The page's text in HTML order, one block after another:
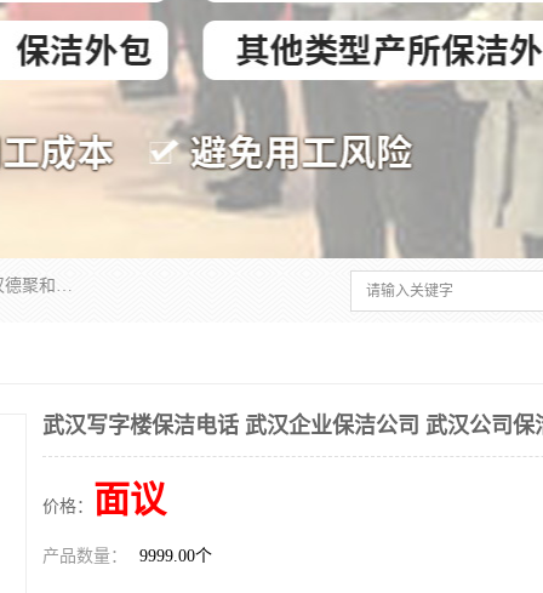
专业提供光谷物业保洁、关谷日常保洁、光谷保洁外包及武汉其他城区的单位日常保洁 武汉德聚和物业管理有限公司致力于打造中国专业物业保洁服务、日常保洁及其他保洁清洗外包服务。自公司成立以来提倡以先进的物业管理理念和模式经营，谋篇布局，以“至诚服务、精益求精、规范管理、锐意拓新”为质量方针，强化内部管理，为业主提供专业化、标准化和精细化的全方位物业服务，管理服务水平得到了广大业主和业内人士的一致好评。
武汉写字楼保洁电话 武汉企业保洁公司 武汉公司保
价格： 面议
产品数量： 9999.00个